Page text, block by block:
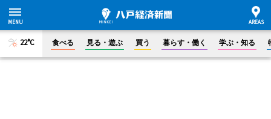
22°C 食べる 見る・遊ぶ 買う 暮らす・働く 学ぶ・知る